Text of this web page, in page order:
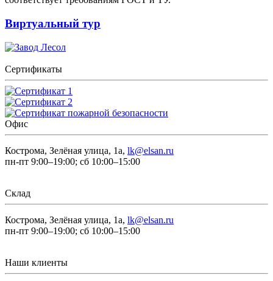
Виртуальный тур
Сертификаты
Офис
Кострома, Зелёная улица, 1а, lk@elsan.ru
пн-пт 9:00–19:00; сб 10:00–15:00
Склад
Кострома, Зелёная улица, 1а, lk@elsan.ru
пн-пт 9:00–19:00; сб 10:00–15:00
Наши клиенты